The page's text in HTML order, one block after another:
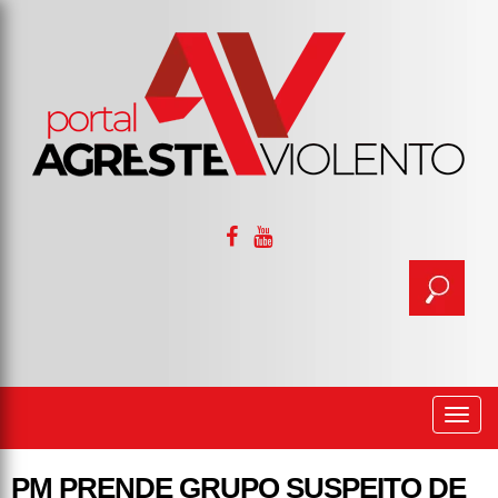
PM PRENDE GRUPO SUSPEITO DE